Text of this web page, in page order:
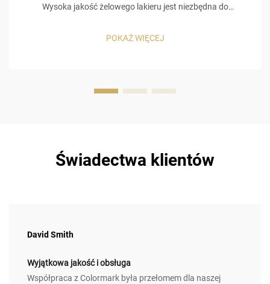
Wysoka jakość żelowego lakieru jest niezbędna do
Klienci oczekują, że ich manicure będzie trwać długo, a
odpryskiwane paznokcie już po 3 dniach od wizyty nie
POKAŻ WIĘCEJ
Świadectwa klientów
David Smith
Wyjątkowa jakość i obsługa
Współpraca z Colormark była przełomem dla naszej